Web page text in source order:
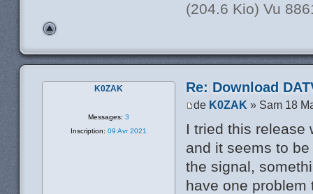
(204.6 Kio) Vu
Re: Download
de K0ZAK » Sam 18
I tried this release
and it seems to
the signal,
have one problem
K0ZAK
Messages: 3
Inscription: 09 Avr 2021